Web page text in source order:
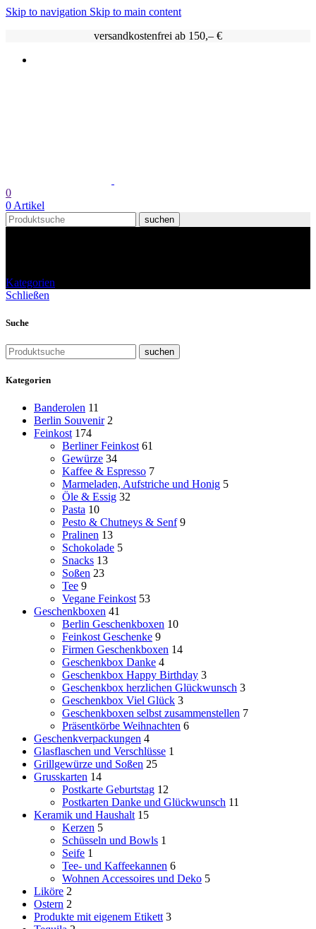
Skip to navigation Skip to main content
versandkostenfrei ab 150,– €
0
0 Artikel
suchen
Kategorien
Schließen
Suche
suchen
Kategorien
Banderolen 11
Berlin Souvenir 2
Feinkost 174
Berliner Feinkost 61
Gewürze 34
Kaffee & Espresso 7
Marmeladen, Aufstriche und Honig 5
Öle & Essig 32
Pasta 10
Pesto & Chutneys & Senf 9
Pralinen 13
Schokolade 5
Snacks 13
Soßen 23
Tee 9
Vegane Feinkost 53
Geschenkboxen 41
Berlin Geschenkboxen 10
Feinkost Geschenke 9
Firmen Geschenkboxen 14
Geschenkbox Danke 4
Geschenkbox Happy Birthday 3
Geschenkbox herzlichen Glückwunsch 3
Geschenkbox Viel Glück 3
Geschenkboxen selbst zusammenstellen 7
Präsentkörbe Weihnachten 6
Geschenkverpackungen 4
Glasflaschen und Verschlüsse 1
Grillgewürze und Soßen 25
Grusskarten 14
Postkarte Geburtstag 12
Postkarten Danke und Glückwunsch 11
Keramik und Haushalt 15
Kerzen 5
Schüsseln und Bowls 1
Seife 1
Tee- und Kaffeekannen 6
Wohnen Accessoires und Deko 5
Liköre 2
Ostern 2
Produkte mit eigenem Etikett 3